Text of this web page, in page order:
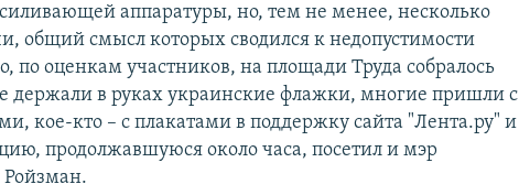
аппаратуры, но, тем не менее, несколько
общий смысл которых сводился к недопустимости
по оценкам участников, на площади Труда собралось
держали в руках украинские флажки, многие пришли с
кое-кто – с плакатами в поддержку сайта "Лента.ру" и
продолжавшуюся около часа, посетил и мэр
Ройзман.